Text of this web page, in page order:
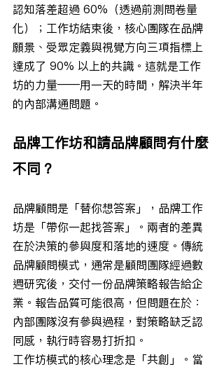
認知落差超過 60%（透過前測問卷量
化）；工作坊結束後，核心團隊在品牌
願景、受眾定義與視覺方向三項指標上
達成了 90% 以上的共識。這就是工作
坊的力量——用一天的時間，解決半年
的內部溝通問題。
品牌工作坊和請品牌顧問有什麼
不同？
品牌顧問是「替你想答案」，品牌工作
坊是「帶你一起找答案」。兩者的差異
在於決策的參與度和落地的速度。傳統
品牌顧問模式，通常是顧問團隊經過數
週研究後，交付一份品牌策略報告給企
業。報告品質可能很高，但問題在於：
內部團隊沒有參與過程，對策略缺乏認
同感，執行時容易打折扣。
工作坊模式的核心理念是「共創」。當